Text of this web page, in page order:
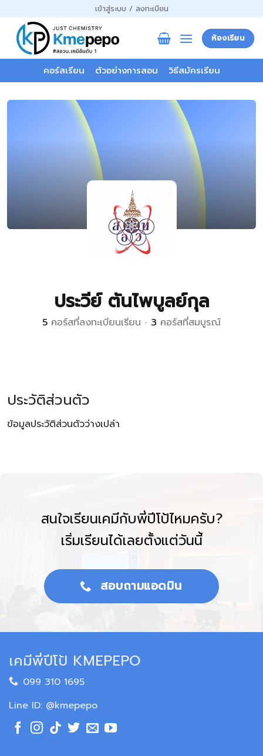
ไป
เนื้อหา
เข้าสู่ระบบ / ลงทะเบียน
ห้องเรียน
คอร์สเรียน ตัวอย่างการสอน วิธีสมัครเรียน
ประวีย์ ตันไพบูลย์กุล
5 คอร์สที่ลงทะเบียนเรียน • 3 คอร์สที่สมบูรณ์
ประวัติส่วนตัว
ข้อมูลประวัติส่วนตัวว่างเปล่า
สนใจเรียนเคมีกับพี่ปีโป้ไหมครับ?
เริ่มเรียนได้เลยตั้งแต่วันนี้
สอบถามแอดมิน
เคมีพี่ปีโป้ KMEPEPO
099 310 1695
Line ID: @kmepepo